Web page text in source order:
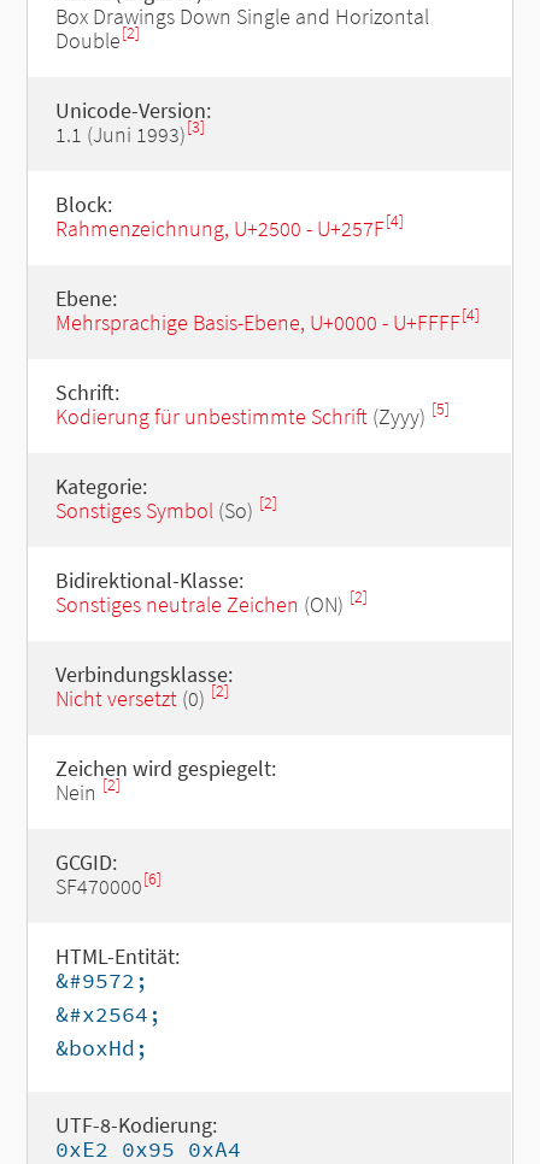
Box Drawings Down Single and Horizontal
Double[2]
Unicode-Version:
1.1 (Juni 1993)[3]
Block:
Rahmenzeichnung, U+2500 - U+257F[4]
Ebene:
Mehrsprachige Basis-Ebene, U+0000 - U+FFFF[4]
Schrift:
Kodierung für unbestimmte Schrift(Zyyy) [5]
Kategorie:
Sonstiges Symbol(So) [2]
Bidirektional-Klasse:
Sonstiges neutrale Zeichen (ON) [2]
Verbindungsklasse:
Nicht versetzt(0) [2]
Zeichen wird gespiegelt:
Nein [2]
GCGID:
SF470000[6]
HTML-Entität:
&#9572;
&#x2564;
&boxHd;
UTF-8-Kodierung:
0xE2 0x95 0xA4